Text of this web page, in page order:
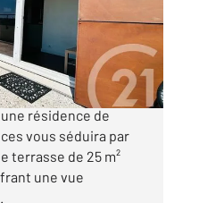
DE 25 M2 ! A
une résidence de
vous séduira par
terrasse de 25 m²
une vue